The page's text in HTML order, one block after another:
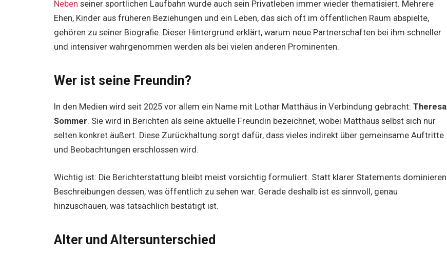
Neben seiner sportlichen Laufbahn wurde auch sein Privatleben immer wieder thematisiert. Mehrere
Ehen, Kinder aus früheren Beziehungen und ein Leben, das sich oft im öffentlichen Raum abspielte,
gehören zu seiner Biografie. Dieser Hintergrund erklärt, warum neue Partnerschaften bei ihm schneller
und intensiver wahrgenommen werden als bei vielen anderen Prominenten.
Wer ist seine Freundin?
In den Medien wird seit 2025 vor allem ein Name mit Lothar Matthäus in Verbindung gebracht:Theresa
Sommer. Sie wird in Berichten als seine aktuelle Freundin bezeichnet, wobei Matthäus selbst sich nur
selten konkret äußert. Diese Zurückhaltung sorgt dafür, dass vieles indirekt über gemeinsame Auftritte
und Beobachtungen erschlossen wird.
Wichtig ist: Die Berichterstattung bleibt meist vorsichtig formuliert. Statt klarer Statements dominieren
Beschreibungen dessen, was öffentlich zu sehen war. Gerade deshalb ist es sinnvoll, genau
hinzuschauen, was tatsächlich bestätigt ist.
Alter und Altersunterschied